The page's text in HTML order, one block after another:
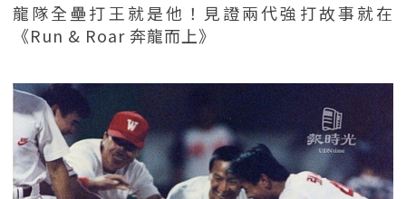
龍隊全壘打王就是他！見證兩代強打故事就在
《Run & Roar 奔龍而上》